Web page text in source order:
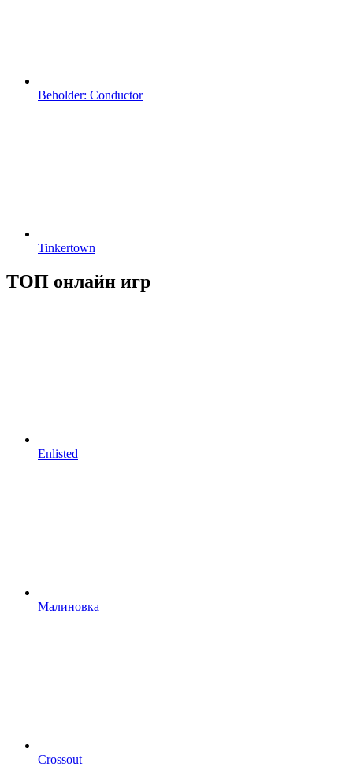
Beholder: Conductor
Tinkertown
ТОП онлайн игр
Enlisted
Малиновка
Crossout